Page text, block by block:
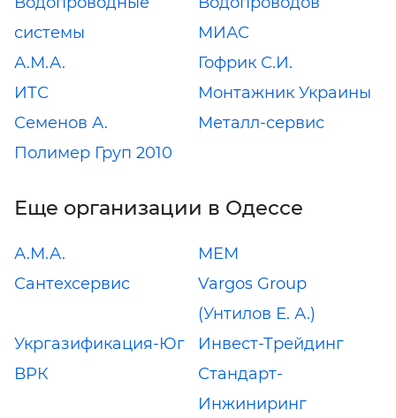
системы
МИАС
А.М.А.
Гофрик С.И.
ИТС
Монтажник Украины
Семенов А.
Металл-сервис
Полимер Груп 2010
Еще организации в Одессе
А.М.А.
МЕМ
Сантехсервис
Vargos Group
(Унтилов Е. А.)
Укргазификация-Юг
Инвест-Трейдинг
ВРК
Стандарт-
Инжиниринг